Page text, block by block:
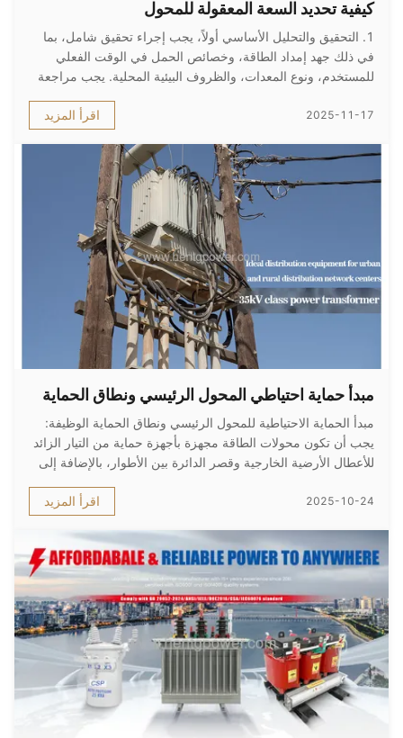
كيفية تحديد السعة المعقولة للمحول
1. التحقيق والتحليل الأساسي أولاً، يجب إجراء تحقيق شامل، بما
في ذلك جهد إمداد الطاقة، وخصائص الحمل في الوقت الفعلي
للمستخدم، ونوع المعدات، والظروف البيئية المحلية. يجب مراجعة
أساس اختيار القلب: سعة الحمل وطبيعته يعد اختيار سعة المحول
2025-11-17 اقرأ المزيد
مبدأ حماية احتياطي المحول الرئيسي ونطاق الحماية
مبدأ الحماية الاحتياطية للمحول الرئيسي ونطاق الحماية الوظيفة:
يجب أن تكون محولات الطاقة مجهزة بأجهزة حماية من التيار الزائد
للأعطال الأرضية الخارجية وقصر الدائرة بين الأطوار، بالإضافة إلى
حماية احتياطية للمكونات المجاورة وأعطال المحول الدا...
2025-10-24 اقرأ المزيد